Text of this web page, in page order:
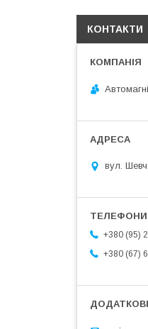
КОНТАКТИ
вул.
+380 (95)
+380 (67)